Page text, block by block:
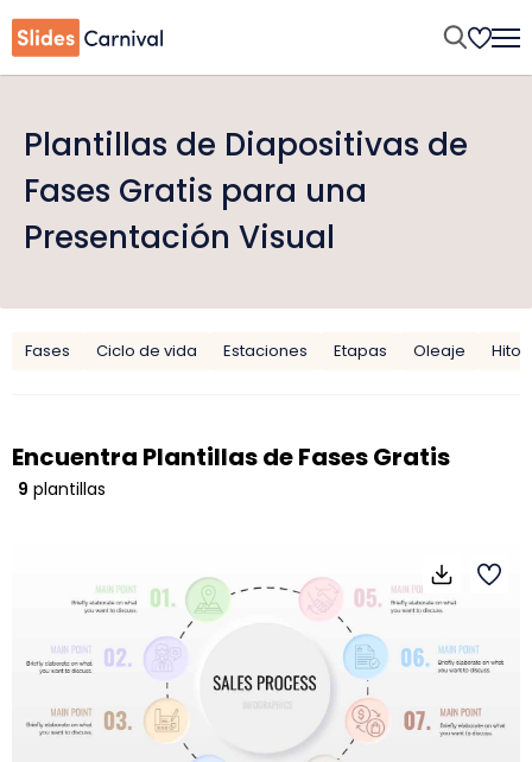
Plantillas de Diapositivas de
Fases Gratis para una
Presentación Visual
Fases Ciclo de vida Estaciones Etapas Oleaje Hitos
Encuentra Plantillas de Fases Gratis
9 plantillas